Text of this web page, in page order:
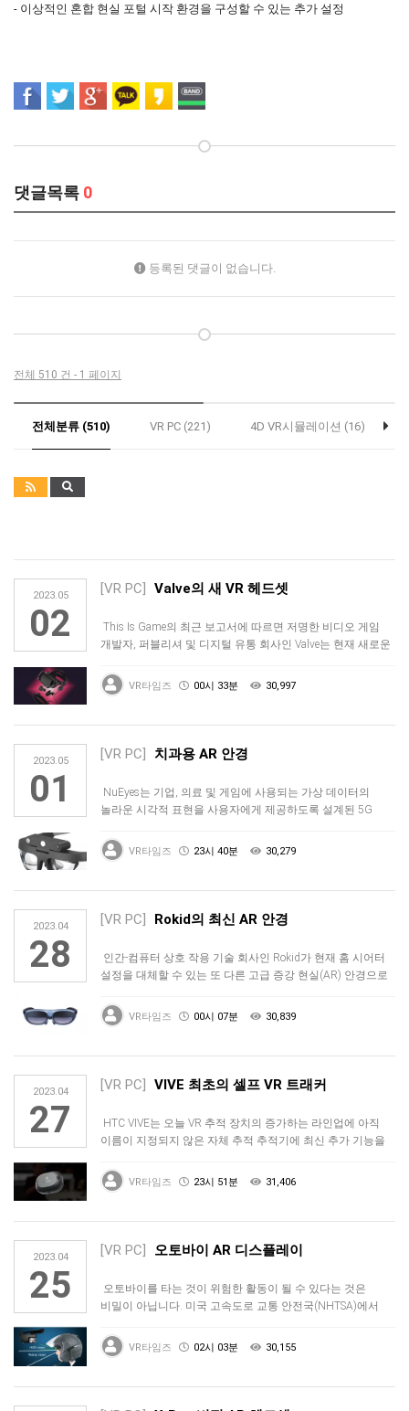
- 이상적인 혼합 현실 포털 시작 환경을 구성할 수 있는 추가 설정
댓글목록 0
등록된 댓글이 없습니다.
전체 510 건 - 1 페이지
전체분류 (510) VR PC (221) 4D VR시뮬레이션 (16)
2023.05
02
[VR PC] Valve의 새 VR 헤드셋
This Is Game의 최근 보고서에 따르면 저명한 비디오 게임
개발자, 퍼블리셔 및 디지털 유통 회사인 Valve는 현재 새로운
VR타임즈 00시 33분 30,997
2023.05
01
[VR PC] 치과용 AR 안경
NuEyes는 기업, 의료 및 게임에 사용되는 가상 데이터의
놀라운 시각적 표현을 사용자에게 제공하도록 설계된 5G
VR타임즈 23시 40분 30,279
2023.04
28
[VR PC] Rokid의 최신 AR 안경
인간-컴퓨터 상호 작용 기술 회사인 Rokid가 현재 홈 시어터
설정을 대체할 수 있는 또 다른 고급 증강 현실(AR) 안경으로
VR타임즈 00시 07분 30,839
2023.04
27
[VR PC] VIVE 최초의 셀프 VR 트래커
HTC VIVE는 오늘 VR 추적 장치의 증가하는 라인업에 아직
이름이 지정되지 않은 자체 추적 추적기에 최신 추가 기능을
VR타임즈 23시 51분 31,406
2023.04
25
[VR PC] 오토바이 AR 디스플레이
오토바이를 타는 것이 위험한 활동이 될 수 있다는 것은
비밀이 아닙니다. 미국 고속도로 교통 안전국(NHTSA)에서
VR타임즈 02시 03분 30,155